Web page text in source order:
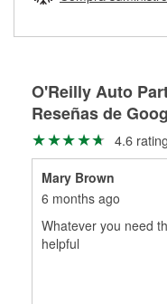
partes de reemplazo
O'Reilly Auto
Reseñas de
4.6
Mary Brown
6 months ago
Whatever you need
helpful